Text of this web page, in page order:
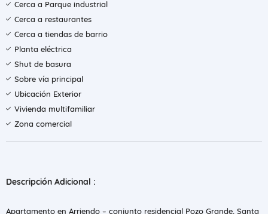
Cerca a Parque industrial
Cerca a restaurantes
Cerca a tiendas de barrio
Planta eléctrica
Shut de basura
Sobre vía principal
Ubicación Exterior
Vivienda multifamiliar
Zona comercial
Descripción Adicional :
Apartamento en Arriendo – conjunto residencial Pozo Grande, Santa